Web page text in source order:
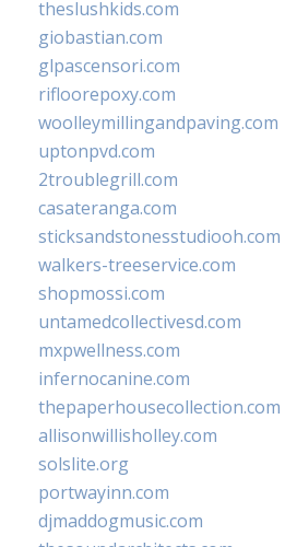
theslushkids.com
giobastian.com
glpascensori.com
rifloorepoxy.com
woolleymillingandpaving.com
uptonpvd.com
2troublegrill.com
casateranga.com
sticksandstonesstudiooh.com
walkers-treeservice.com
shopmossi.com
untamedcollectivesd.com
mxpwellness.com
infernocanine.com
thepaperhousecollection.com
allisonwillisholley.com
solslite.org
portwayinn.com
djmaddogmusic.com